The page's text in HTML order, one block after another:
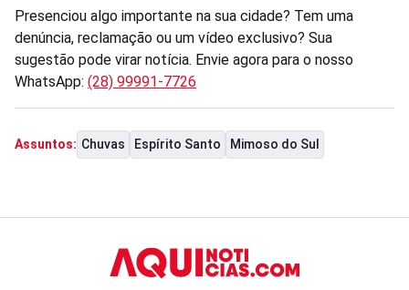
Presenciou algo importante na sua cidade? Tem uma
denúncia, reclamação ou um vídeo exclusivo? Sua
sugestão pode virar notícia. Envie agora para o nosso
WhatsApp: (28) 99991-7726
Assuntos: Chuvas Espírito Santo Mimoso do Sul